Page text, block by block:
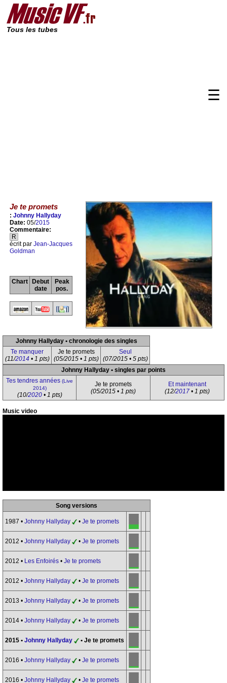
Tous les tubes
☰
Je te promets
: Johnny Hallyday
Date: 05/2015
Commentaire:
R
écrit par Jean-Jacques
Goldman
Chart
Debut
date
Peak
pos.
Johnny Hallyday • chronologie des singles
Te manquer
(11/2014• 1 pts)
Je te promets
(05/2015 • 1 pts)
Seul
(07/2015 • 5 pts)
Johnny Hallyday • singles par points
Tes tendres années (Live
2014)
(10/2020• 1 pts)
Je te promets
(05/2015 • 1 pts)
Et maintenant
(12/2017 • 1 pts)
Music video
Song versions
1987 • Johnny Hallyday • Je te promets
2012 • Johnny Hallyday • Je te promets
2012 • Les Enfoirés • Je te promets
2012 • Johnny Hallyday • Je te promets
2013 • Johnny Hallyday • Je te promets
2014 • Johnny Hallyday • Je te promets
2015 • Johnny Hallyday • Je te promets
2016 • Johnny Hallyday • Je te promets
2016 • Johnny Hallyday • Je te promets